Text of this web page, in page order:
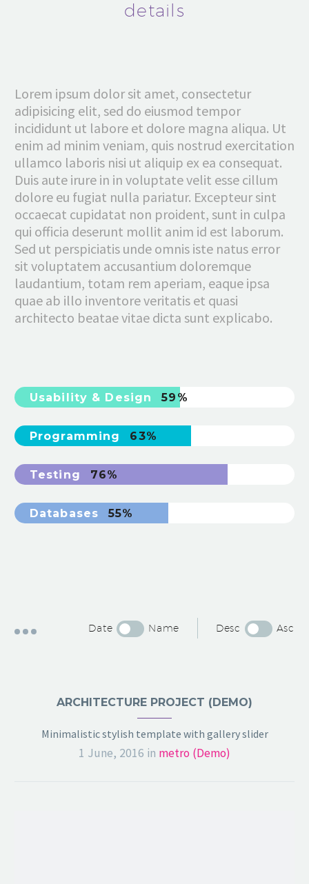
details
Lorem ipsum dolor sit amet, consectetur
adipisicing elit, sed do eiusmod tempor
incididunt ut labore et dolore magna aliqua. Ut
enim ad minim veniam, quis nostrud exercitation
ullamco laboris nisi ut aliquip ex ea consequat.
Duis aute irure in in voluptate velit esse cillum
dolore eu fugiat nulla pariatur. Excepteur sint
occaecat cupidatat non proident, sunt in culpa
qui officia deserunt mollit anim id est laborum.
Sed ut perspiciatis unde omnis iste natus error
sit voluptatem accusantium doloremque
laudantium, totam rem aperiam, eaque ipsa
quae ab illo inventore veritatis et quasi
architecto beatae vitae dicta sunt explicabo.
Usability & Design 59%
Programming 63%
Testing 76%
Databases 55%
Date Name Desc Asc
ARCHITECTURE PROJECT (DEMO)
Minimalistic stylish template with gallery slider
1 June, 2016 in metro (Demo)